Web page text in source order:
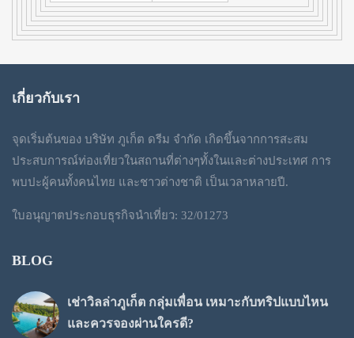
เกี่ยวกับเรา
จุดเริ่มต้นของ บริษัท ภูเก็ต ดรีม จำกัด เกิดขึ้นจากการสะสม
ประสบการณ์ท่องเที่ยวในสถานที่ต่างๆทั้งในและต่างประเทศ การ
พบปะผู้คนทั้งคนไทย และชาวต่างชาติ เป็นเวลาหลายปี.
ใบอนุญาตประกอบธุรกิจนำเที่ยว: 32/01273
BLOG
เช่าวิลล่าภูเก็ต กลุ่มเพื่อน เหมาะกับทริปแบบไหน
และควรจองผ่านใครดี?